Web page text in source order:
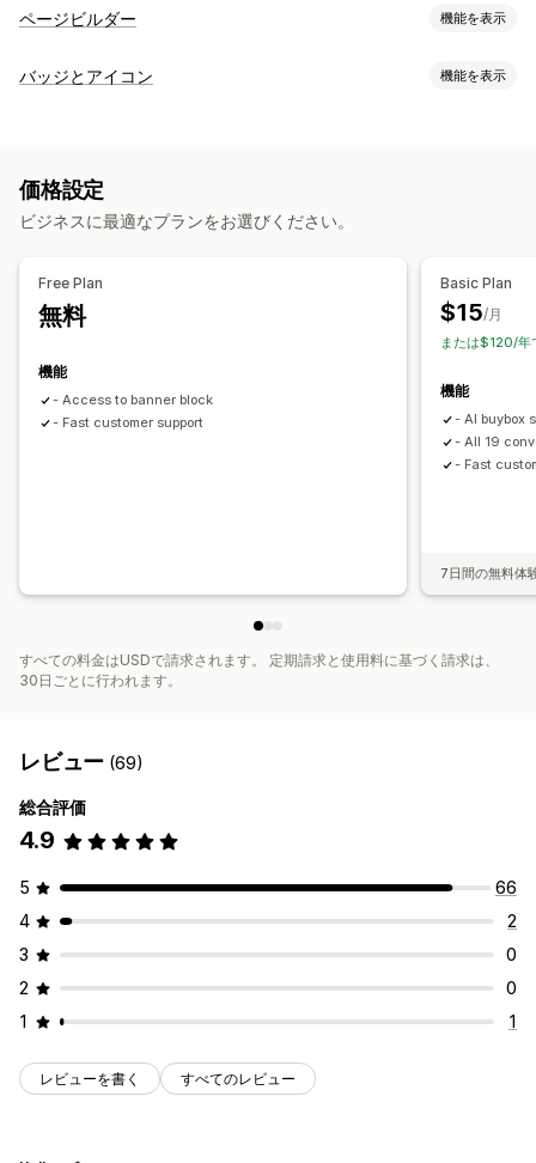
ページビルダー 機能を表示
ページの種類
編集ツール
AI生成
モバイル対応 分析
バッジとアイコン 機能を表示
配送 SNS
スタイル
ファイルのアップロード
モバイル対応
アイコンの位置
手動配置 カスタムページ
価格設定
ビジネスに最適なプランをお選びください。
Free Plan
無料
機能
- Access to banner block
- Fast customer support
Basic Plan
$15/月
または$120/年
機能
- AI buybox
- All 19
- Fast
7日間の無料体
すべての料金はUSDで請求されます。 定期請求と使用料に基づく請求は、
30日ごとに行われます。
レビュー (69)
総合評価
4.9
5
66
4
2
3
0
2
0
1
1
レビューを書く すべてのレビュー